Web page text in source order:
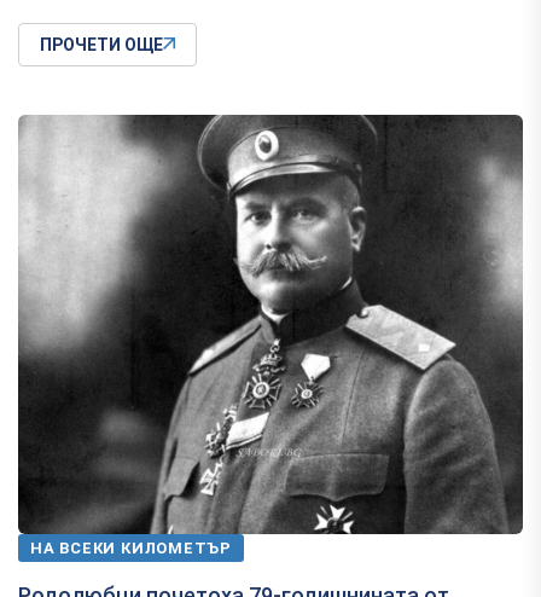
ПРОЧЕТИ ОЩЕ
НА ВСЕКИ КИЛОМЕТЪР